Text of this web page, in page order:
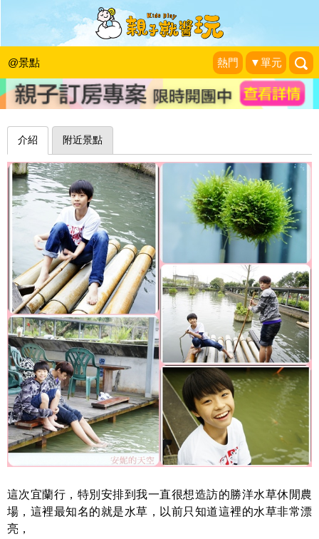
@景點 熱門 ▼單元
漫步水草森林、遊玩豐富有趣的體驗設
施～宜蘭勝洋休閒農場
安妮的天空|2015-03-11
介紹 附近景點
這次宜蘭行，特別安排到我一直很想造訪的勝洋水草休閒農
場，這裡最知名的就是水草，以前只知道這裡的水草非常漂
亮，